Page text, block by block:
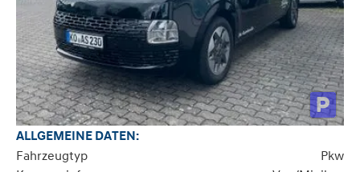
ALLGEMEINE DATEN:
Fahrzeugtyp
Pkw